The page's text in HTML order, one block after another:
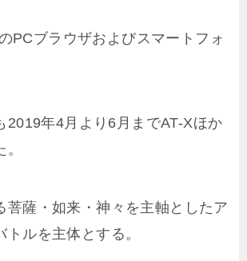
PCブラウザおよびスマートフォ
2019年4月より6月までAT-Xほか
菩薩・如来・神々を主軸としたア
トルを主体とする。